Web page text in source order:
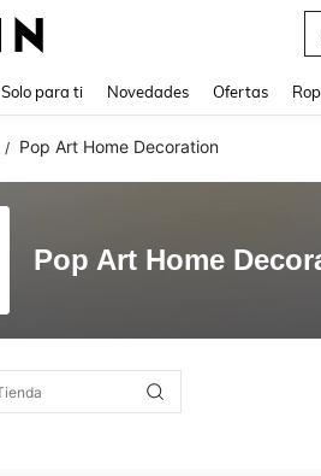
Solo para ti Novedades Ofertas
/ Pop Art Home Decoration
Pop Art Home